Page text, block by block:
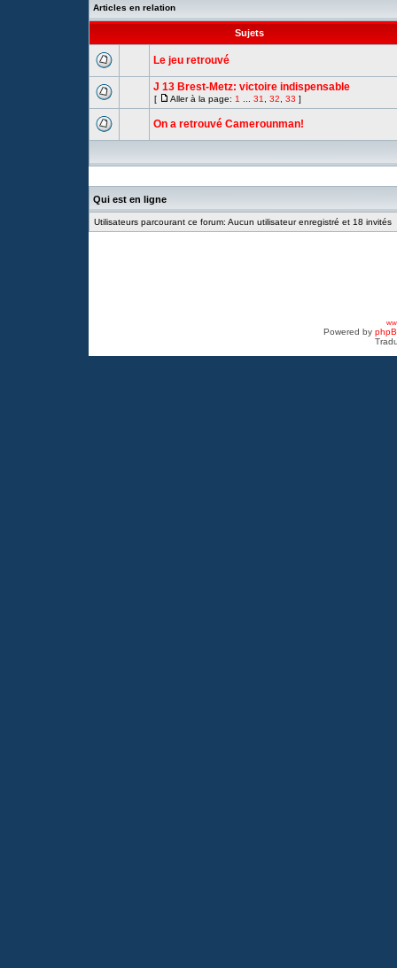
Articles en relation
Sujets
Le jeu retrouvé
J 13 Brest-Metz: victoire indispensable
[ Aller à la page: 1 31 32 33 ]
On a retrouvé Camerounman!
Qui est en ligne
Utilisateurs parcourant ce forum: Aucun utilisateur enregistré et 18 invités
Powered by